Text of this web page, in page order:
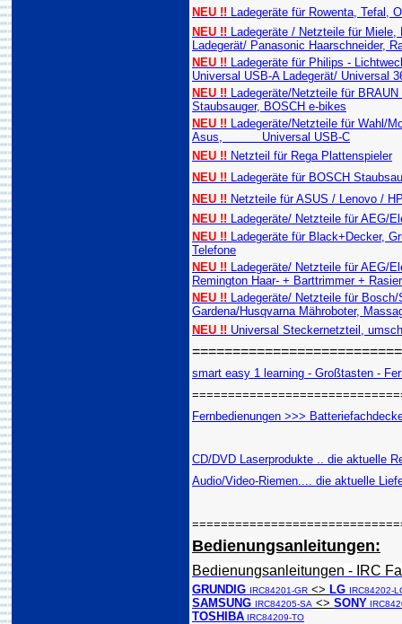
NEU !! Ladegeräte für Rowenta, Tefal,
NEU !! Ladegeräte / Netzteile für
Ladegerät/ Panasonic Haarschneider,
NEU !! Ladegeräte für Philips -
Universal USB-A Ladegerät/ Universal
NEU !! Ladegeräte/Netzteile für
Staubsauger, BOSCH e-bikes
NEU !! Ladegeräte/Netzteile für Wahl/
Asus, Universal USB-C
NEU !! Netzteil für Rega Plattenspieler
NEU !! Ladegeräte für BOSCH
NEU !! Netzteile für ASUS / Lenovo /
NEU !! Ladegeräte/ Netzteile für AEG/
NEU !! Ladegeräte für Black+Decker,
Telefone
NEU !! Ladegeräte/ Netzteile für AEG/
Remington Haar- + Barttrimmer +
NEU !! Ladegeräte/ Netzteile für
Gardena/Husqvarna Mähroboter,
NEU !! Universal Steckernetzteil,
smart easy 1 learning - Großtasten -
Fernbedienungen >>>
CD/DVD Laserprodukte .. die aktuelle
Audio/Video-Riemen.... die aktuelle
Bedienungsanleitungen:
Bedienungsanleitungen - IRC
GRUNDIG IRC84201-GR <> LG IRC84202-
SAMSUNG IRC84205-SA <> SONY
TOSHIBA IRC84209-TO